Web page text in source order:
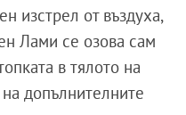
изстрел от въздуха,
Лами се озова сам
в тялото на
допълнителните